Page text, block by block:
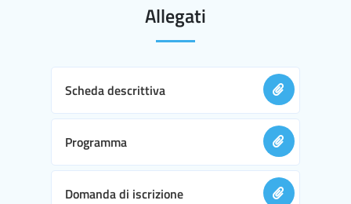
Allegati
Scheda descrittiva
Programma
Domanda di iscrizione